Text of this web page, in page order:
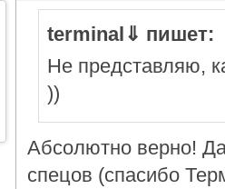
terminal⇓ пишет:
Не представляю,
))
Абсолютно верно!
спецов (спасибо